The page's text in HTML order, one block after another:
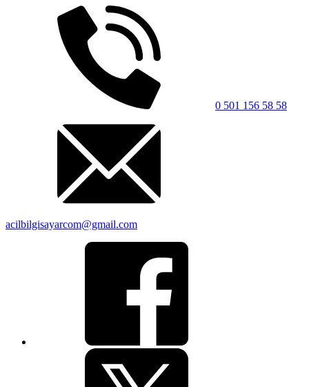
0 501 156 58 58
acilbilgisayarcom@gmail.com